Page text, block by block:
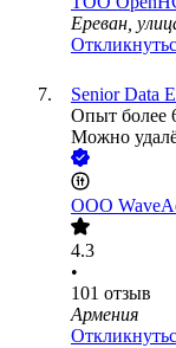
Ереван,
Senior Data
Опыт более
Можно
ООО
4.3
•
101 отзыв
Армения